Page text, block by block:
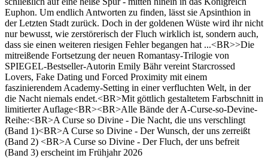
Euphon. Um endlich Antworten zu finden, lässt sie Apsinthion in
der Letzten Stadt zurück. Doch in der goldenen Wüste wird ihr nicht
nur bewusst, wie zerstörerisch der Fluch wirklich ist, sondern auch,
dass sie einen weiteren riesigen Fehler begangen hat ...<BR>>Die
mitreißende Fortsetzung der neuen Romantasy-Trilogie von
SPIEGEL-Bestseller-Autorin Emily Bähr vereint Starcrossed
Lovers, Fake Dating und Forced Proximity mit einem
faszinierendem Academy-Setting in einer verfluchten Welt, in der
die Nacht niemals endet.<BR>Mit göttlich gestaltetem Farbschnitt in
limitierter Auflage<BR><BR>Alle Bände der A-Curse-so-Devine-
Reihe:<BR>A Curse so Divine - Die Nacht, die uns verschlingt
(Band 1)<BR>A Curse so Divine - Der Wunsch, der uns zerreißt
(Band 2) <BR>A Curse so Divine - Der Fluch, der uns befreit
(Band 3) erscheint im Frühjahr 2026